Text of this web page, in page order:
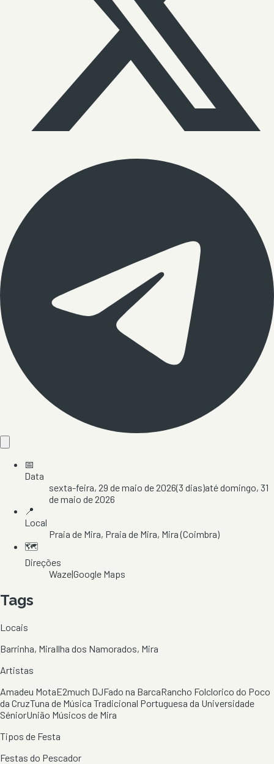
📅
Data
sexta-feira, 29 de maio de 2026(3 dias)atédomingo, 31
de maio de 2026
📍
Local
Praia de Mira, Praia de Mira, Mira(Coimbra)
🗺️
Direções
Waze|Google Maps
Tags
Locais
Barrinha, MiraIlha dos Namorados, Mira
Artistas
Amadeu MotaE2much DJFado na BarcaRancho Folclorico do Poco
da CruzTuna de Música Tradicional Portuguesa da Universidade
SéniorUnião Músicos de Mira
Tipos de Festa
Festas do Pescador